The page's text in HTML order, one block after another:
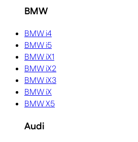
BMW
BMW i4
BMW i5
BMW iX1
BMW iX2
BMW iX3
BMW iX
BMW X5
Audi